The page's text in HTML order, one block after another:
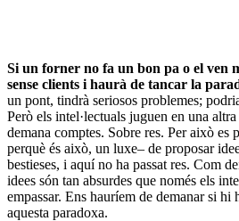
Si un forner no fa un bon pa o el ven
sense clients i haurà de tancar la
un pont, tindrà seriosos problemes;
Però els intel·lectuals juguen en una
demana comptes. Sobre res. Per això es
perquè és això, un luxe– de proposar
bestieses, i aquí no ha passat res. Com
idees són tan absurdes que només els
empassar. Ens hauríem de demanar si
aquesta paradoxa.